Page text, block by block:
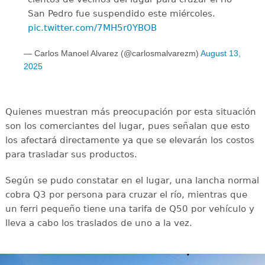
San Pedro fue suspendido este miércoles.
pic.twitter.com/7MH5r0YBOB
— Carlos Manoel Alvarez (@carlosmalvarezm) August 13,
2025
Quienes muestran más preocupación por esta situación
son los comerciantes del lugar, pues señalan que esto
los afectará directamente ya que se elevarán los costos
para trasladar sus productos.
Según se pudo constatar en el lugar, una lancha normal
cobra Q3 por persona para cruzar el río, mientras que
un ferri pequeño tiene una tarifa de Q50 por vehículo y
lleva a cabo los traslados de uno a la vez.